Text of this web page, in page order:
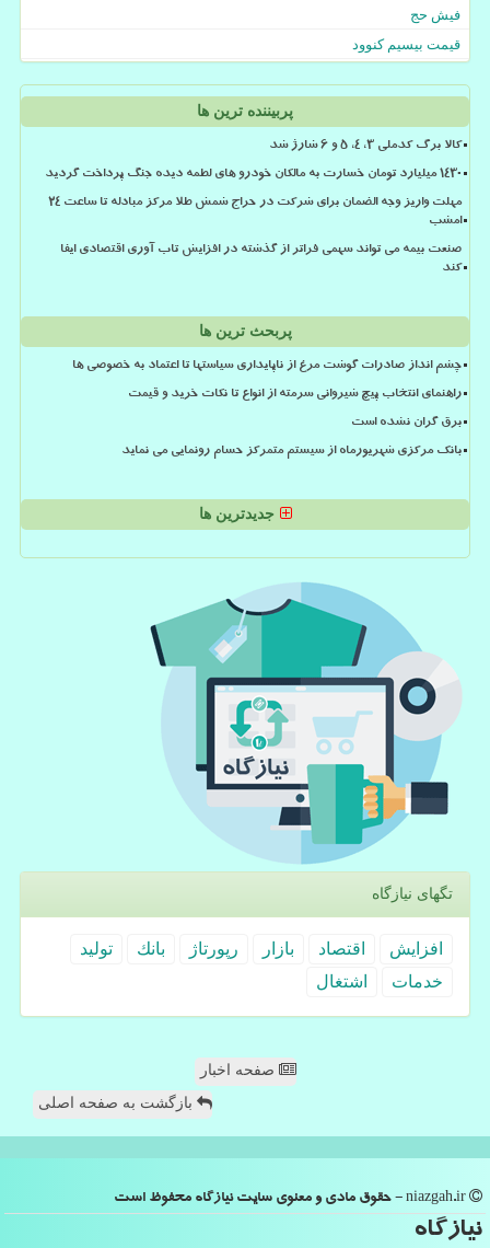
فیش حج
قیمت بیسیم کنوود
پربیننده ترین ها
کالا برگ کدملی 3، 4، 5 و 6 شارژ شد
۱۴۳۰ میلیارد تومان خسارت به مالکان خودرو های لطمه دیده جنگ پرداخت گردید
مهلت واریز وجه الضمان برای شرکت در حراج شمش طلا مرکز مبادله تا ساعت ۲۴
امشب
صنعت بیمه می تواند سهمی فراتر از گذشته در افزایش تاب آوری اقتصادی ایفا
کند
پربحث ترین ها
چشم انداز صادرات گوشت مرغ از ناپایداری سیاستها تا اعتماد به خصوصی ها
راهنمای انتخاب پیچ شیروانی سرمته از انواع تا نکات خرید و قیمت
برق گران نشده است
بانک مرکزی شهریورماه از سیستم متمرکز حسام رونمایی می نماید
جدیدترین ها
تگهای نیازگاه
افزایش اقتصاد بازار رپورتاژ بانك
تولید
خدمات
اشتغال
صفحه اخبار
بازگشت به صفحه اصلی
نیازگاه